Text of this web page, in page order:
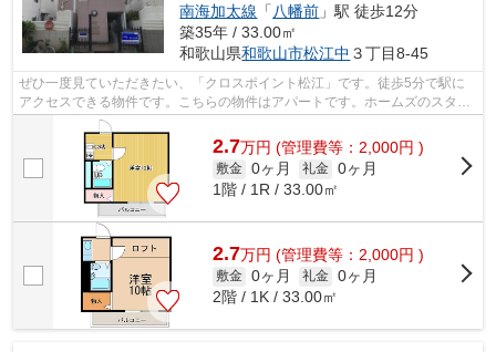
南海加太線 「 八幡前 」駅 徒歩12分
築35年 / 33.00㎡
和歌山県和歌山市松江中 ３丁目8-45
ぜひ一度見ていただきたい、「クロスポイント松江」です。徒歩5分で駅に
アクセスできる物件です。こちらの物件はアパートです。ホームズのスタッ
フが、真心込めて物件をご紹介いたしま...
2.7万円 (管理費等：2,000円 )
敷金 0ヶ月 礼金 0ヶ月
1階 / 1R / 33.00㎡
2.7万円 (管理費等：2,000円 )
敷金 0ヶ月 礼金 0ヶ月
2階 / 1K / 33.00㎡